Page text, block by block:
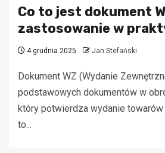
Co to jest dokument
zastosowanie w
4 grudnia 2025 Jan Stefański
Dokument WZ (Wydanie
podstawowych dokumentów w
który potwierdza wydanie
to...